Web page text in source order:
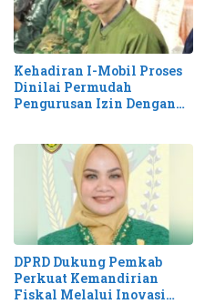
Kehadiran I-Mobil Proses
Dinilai Permudah
Pengurusan Izin Dengan
DPRD Dukung Pemkab
Perkuat Kemandirian
Fiskal Melalui Inovasi